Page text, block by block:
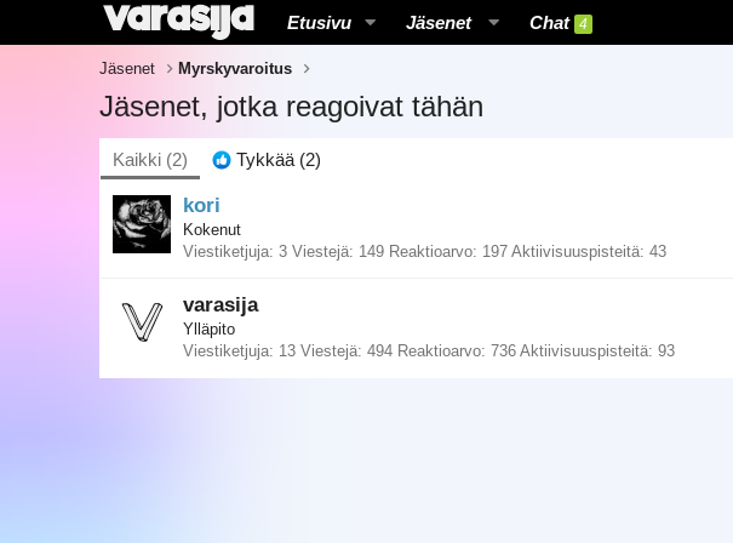
Etusivu Jäsenet Chat 4
Jäsenet Myrskyvaroitus
Jäsenet, jotka reagoivat tähän
Kaikki (2) Tykkää (2)
kori
Kokenut
Viestiketjuja 3 Viestejä 149 Reaktioarvo 197 Aktiivisuuspisteitä 43
varasija
Ylläpito
Viestiketjuja 13 Viestejä 494 Reaktioarvo 736 Aktiivisuuspisteitä 93